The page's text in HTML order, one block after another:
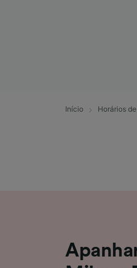
Início Horários